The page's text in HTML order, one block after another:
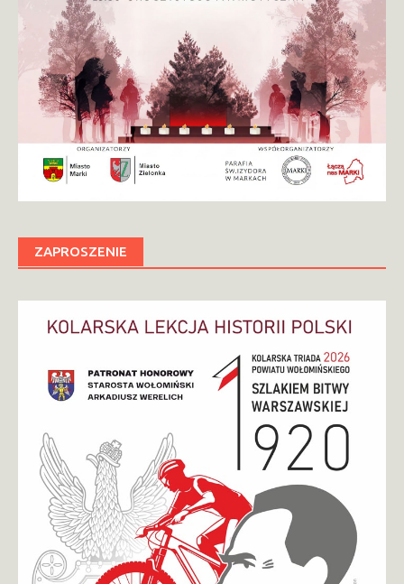
ZAPROSZENIE